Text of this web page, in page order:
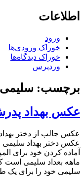
اطلاعات
ورود
خوراک ورودی‌ها
خوراک دیدگاه‌ها
وردپرس
برچسب: سلیمی
عکس بهداد
عکس جالب از دختر
عکس دختر بهداد سلیمی
ماهه بعداد سلیمی است
سلیمی خود را برای یک